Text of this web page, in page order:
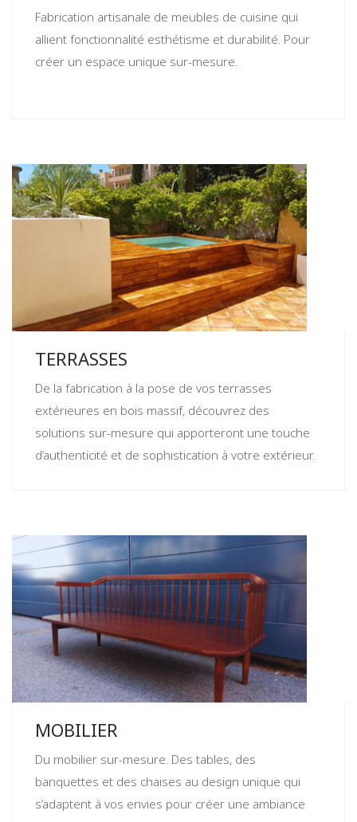
Fabrication artisanale de meubles de cuisine qui
allient fonctionnalité esthétisme et durabilité. Pour
créer un espace unique sur-mesure.
TERRASSES
De la fabrication à la pose de vos terrasses
extérieures en bois massif, découvrez des
solutions sur-mesure qui apporteront une touche
d’authenticité et de sophistication à votre extérieur.
MOBILIER
Du mobilier sur-mesure. Des tables, des
banquettes et des chaises au design unique qui
s’adaptent à vos envies pour créer une ambiance